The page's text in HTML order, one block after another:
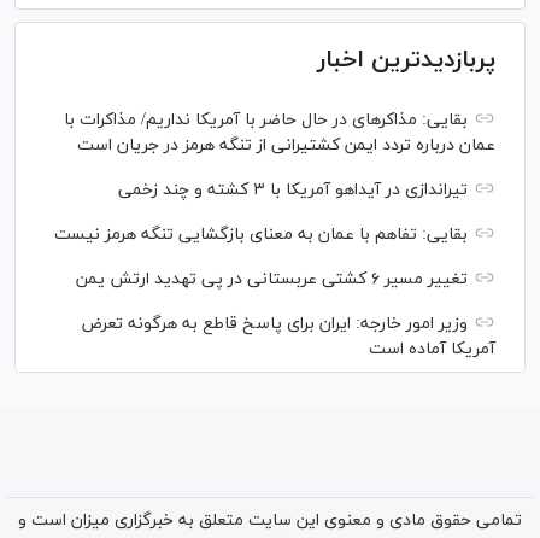
پربازدیدترین اخبار
بقایی: مذاکره‎ای در حال حاضر با آمریکا نداریم/ مذاکرات با
عمان درباره تردد ایمن کشتیرانی از تنگه هرمز در جریان است
تیراندازی در آیداهو آمریکا با ۳ کشته و چند زخمی
بقایی: تفاهم با عمان به معنای بازگشایی تنگه هرمز نیست
تغییر مسیر ۶ کشتی عربستانی در پی تهدید ارتش یمن
وزیر امور خارجه: ایران برای پاسخ قاطع به هرگونه تعرض
آمریکا آماده است
تمامی حقوق مادی و معنوی این سایت متعلق به خبرگزاری میزان است و